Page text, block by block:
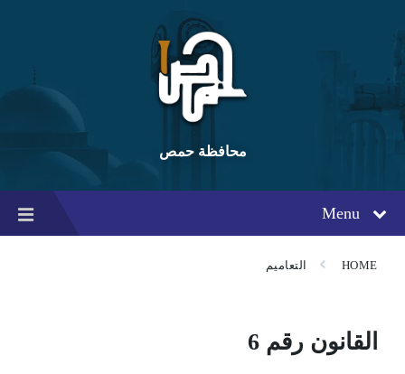
content
main
navigation
footer
محافظة حمص
Menu
HOME التعاميم
القانون رقم 6